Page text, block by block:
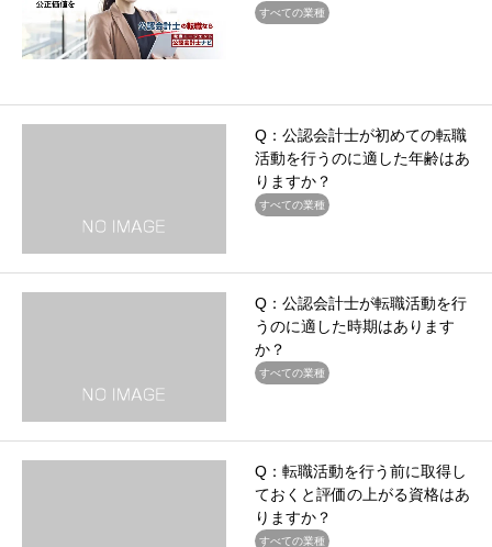
すべての業種
Q：公認会計士が初めての転職
活動を行うのに適した年齢はあ
りますか？
すべての業種
Q：公認会計士が転職活動を行
うのに適した時期はあります
か？
すべての業種
Q：転職活動を行う前に取得し
ておくと評価の上がる資格はあ
りますか？
すべての業種